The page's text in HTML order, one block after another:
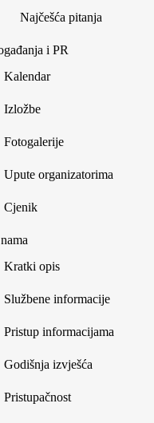
Najčešća pitanja
i PR
Kalendar
Izložbe
Fotogalerije
Upute organizatorima
Cjenik
Kratki opis
Službene informacije
Pristup informacijama
Godišnja izvješća
Pristupačnost